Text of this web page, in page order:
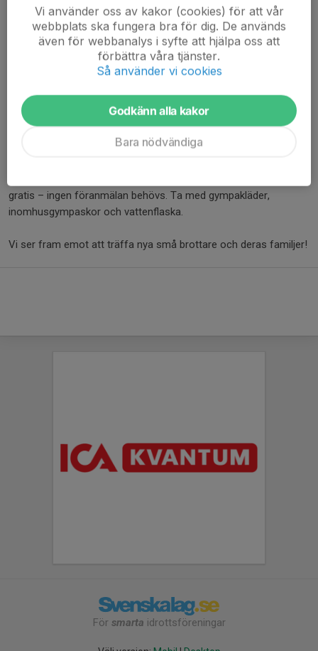
Träningstid:
Söndagar kl. 11.30–12.30
Niklas Wersén – 076-024 20 54
Johannes van Lokhorst – 073-036 09 44
Har du frågor? Kontakta gärna någon av tränarna.
gratis – ingen föranmälan behövs. Ta med gympakläder,
inomhusgympaskor och vattenflaska.
Vi ser fram emot att träffa nya små brottare och deras familjer!
För smarta idrottsföreningar
Vi använder oss av kakor (cookies) för att vår
webbplats ska fungera bra för dig. De används
även för webbanalys i syfte att hjälpa oss att
förbättra våra tjänster.
Så använder vi cookies
Godkänn alla kakor
Bara nödvändiga